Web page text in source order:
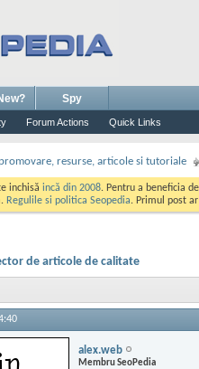
Forum Actions Quick Links
Spy
resurse, articole si tutoriale
inchisă incă din 2008. Pentru a beneficia
Regulile si politica Seopedia. Primul post
de articole de calitate
alex.web
Membru SeoPedia